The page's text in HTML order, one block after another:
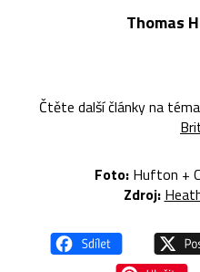
Thomas
Čtěte další články na téma
Foto:Hufton +
Zdroj: